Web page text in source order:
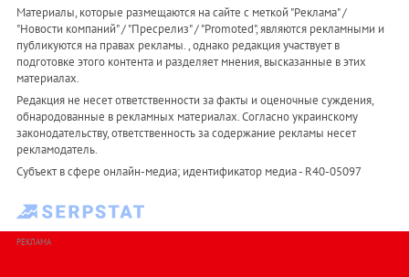
Материалы, которые размещаются на сайте с меткой "Реклама" /
"Новости компаний" / "Пресрелиз" / "Promoted", являются рекламными и
публикуются на правах рекламы. , однако редакция участвует в
подготовке этого контента и разделяет мнения, высказанные в этих
материалах.
Редакция не несет ответственности за факты и оценочные суждения,
обнародованные в рекламных материалах. Согласно украинскому
законодательству, ответственность за содержание рекламы несет
рекламодатель.
Субъект в сфере онлайн-медиа; идентификатор медиа - R40-05097
РЕКЛАМА